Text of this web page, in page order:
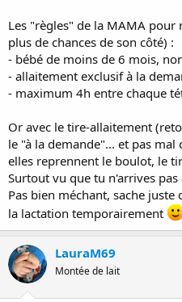
Les "règles" de la MAMA pour
plus de chances de son côté) :
- bébé de moins de 6 mois,
- allaitement exclusif à la
- maximum 4h entre chaque
Or avec le tire-allaitement
le "à la demande"... et pas
elles reprennent le boulot, le
Surtout vu que tu n'arrives
Pas bien méchant, sache
la lactation temporairement
LauraM69
Montée de lait